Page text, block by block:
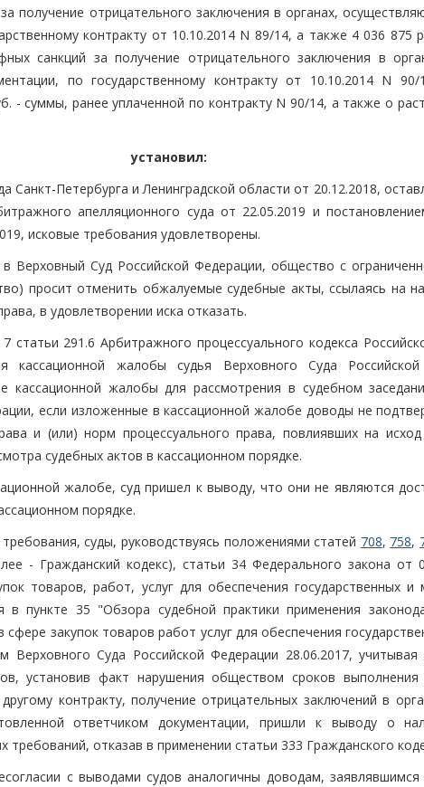
получение отрицательного заключения в органах,
контракту от 10.10.2014 N 89/14, а также 4 036 875
санкций за получение отрицательного заключения в
по государственному контракту от 10.10.2014 N 90/
- суммы, ранее уплаченной по контракту N 90/14, а также о
установил:
Санкт-Петербурга и Ленинградской области от 20.12.2018,
апелляционного суда от 22.05.2019 и
исковые требования удовлетворены.
Верховный Суд Российской Федерации, общество с
просит отменить обжалуемые судебные акты, ссылаясь на
в удовлетворении иска отказать.
статьи 291.6 Арбитражного процессуального кодекса
кассационной жалобы судья Верховного Суда
кассационной жалобы для рассмотрения в судебном
если изложенные в кассационной жалобе доводы не
и (или) норм процессуального права, повлиявших на
судебных актов в кассационном порядке.
жалобе, суд пришел к выводу, что они не являются
порядке.
суды, руководствуясь положениями статей 708, 758,
- Гражданский кодекс), статьи 34 Федерального закона от
товаров, работ, услуг для обеспечения государственных и
пункте 35 "Обзора судебной практики применения
закупок товаров работ услуг для обеспечения
Верховного Суда Российской Федерации 28.06.2017, учитывая
установив факт нарушения обществом сроков
контракту, получение отрицательных заключений в
ответчиком документации, пришли к выводу о
требований, отказав в применении статьи 333 Гражданского
с выводами судов аналогичны доводам,